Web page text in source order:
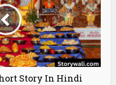
Short Story In Hindi